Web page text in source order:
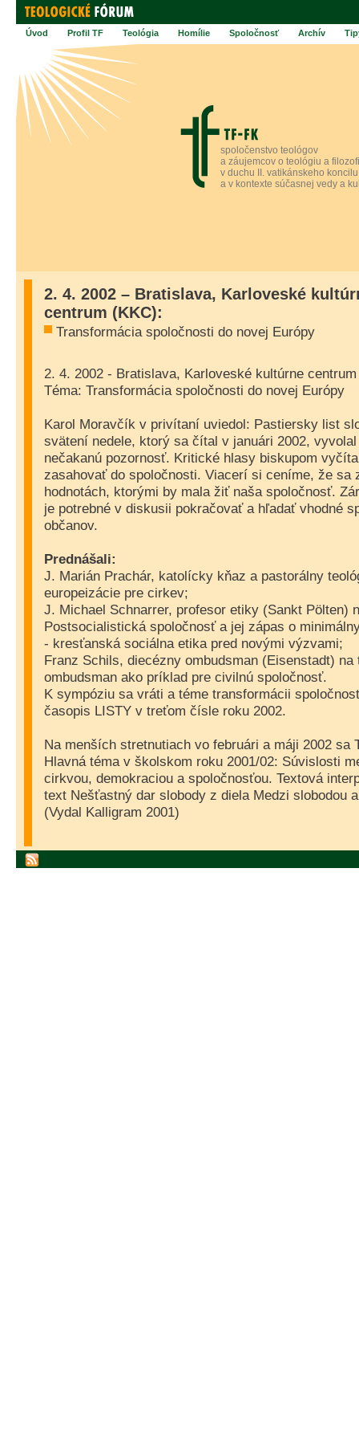
Úvod Profil TF Teológia Homílie Spoločnosť Archív
spoločenstvo teológov
a záujemcov o teológiu a
v duchu II. vatikánskeho koncilu
a v kontexte súčasnej vedy a
2. 4. 2002 – Bratislava, Karloveské
centrum (KKC):
Transformácia spoločnosti do novej Európy
2. 4. 2002 - Bratislava, Karloveské kultúrne
Téma: Transformácia spoločnosti do novej Európy
Karol Moravčík v privítaní uviedol: Pastiersky list
svätení nedele, ktorý sa čítal v januári 2002,
nečakanú pozornosť. Kritické hlasy biskupom
zasahovať do spoločnosti. Viacerí si ceníme, že sa
hodnotách, ktorými by mala žiť naša spoločnosť.
je potrebné v diskusii pokračovať a hľadať vhodné
občanov.
Prednášali:
J. Marián Prachár, katolícky kňaz a pastorálny
europeizácie pre cirkev;
J. Michael Schnarrer, profesor etiky (Sankt Pölten)
Postsocialistická spoločnosť a jej zápas o
- kresťanská sociálna etika pred novými výzvami;
Franz Schils, diecézny ombudsman (Eisenstadt)
ombudsman ako príklad pre civilnú spoločnosť.
K sympóziu sa vráti a téme transformácii
časopis LISTY v treťom čísle roku 2002.
Na menších stretnutiach vo februári a máji 2002 sa
Hlavná téma v školskom roku 2001/02: Súvislosti
cirkvou, demokraciou a spoločnosťou. Textová
text Nešťastný dar slobody z diela Medzi slobodou
(Vydal Kalligram 2001)